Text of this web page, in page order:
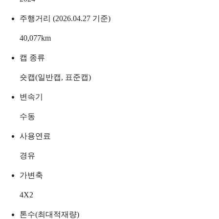
주행거리 (2026.04.27 기준)
40,077km
캡 종류
숏캡(일반캡, 표준캡)
변속기
수동
사용연료
경유
가변축
4X2
톤수(최대적재량)